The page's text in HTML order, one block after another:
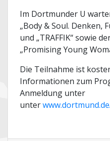
Im Dortmunder U
„Body & Soul. Denken,
und „TRAFFIK“ sowie
„Promising Young
Die Teilnahme ist
Informationen zum
Anmeldung unter
unter